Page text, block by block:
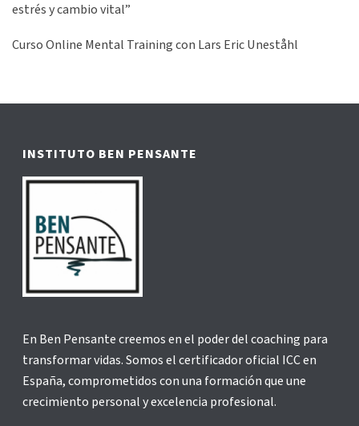
estrés y cambio vital”
Curso Online Mental Training con Lars Eric Uneståhl
INSTITUTO BEN PENSANTE
En Ben Pensante creemos en el poder del coaching para
transformar vidas. Somos el certificador oficial ICC en
España, comprometidos con una formación que une
crecimiento personal y excelencia profesional.